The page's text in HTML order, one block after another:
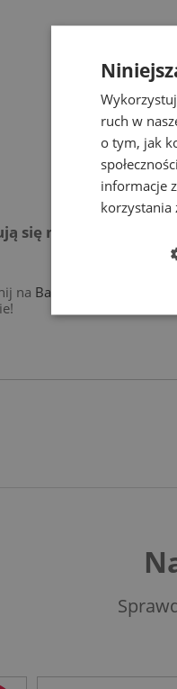
się mimośrody oraz
na Baterie kuchenne
ruch w
o tym, jak
informacje
korzystania